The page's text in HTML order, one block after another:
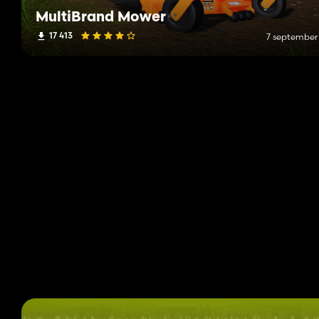
MultiBrand Mower
17 413 7 september